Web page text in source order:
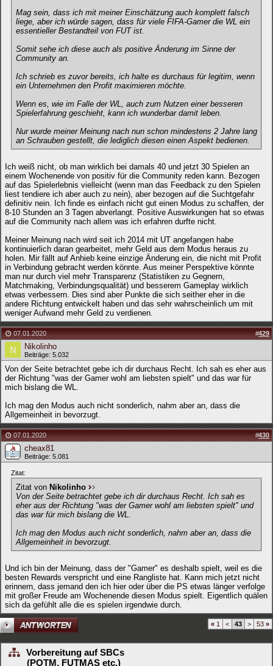
Mag sein, dass ich mit meiner Einschätzung auch komplett falsch
liege, aber ich würde sagen, dass für viele FIFA-Gamer die WL ein
essentieller Bestandteil von FUT ist.
Somit sehe ich diese auch als positive Änderung im Sinne der
Community an.
Ich schrieb es zuvor bereits, ich halte es durchaus für legitim, wenn
ein Unternehmen den Profit maximieren möchte.
Wenn es, wie im Falle der WL, auch zum Nutzen einer besseren
Spielerfahrung geschieht, kann ich wunderbar damit leben.
Nur wurde meiner Meinung nach nun schon mindestens 2 Jahre lang
an Schrauben gestellt, die lediglich diesen einen Aspekt bedienen.
Ich weiß nicht, ob man wirklich bei damals 40 und jetzt 30 Spielen an
einem Wochenende von positiv für die Community reden kann. Bezogen
auf das Spielerlebnis vielleicht (wenn man das Feedback zu den Spielen
liest tendiere ich aber auch zu nein), aber bezogen auf die Suchtgefahr
definitiv nein. Ich finde es einfach nicht gut einen Modus zu schaffen, der
8-10 Stunden an 3 Tagen abverlangt. Positive Auswirkungen hat so etwas
auf die Community nach allem was ich erfahren durfte nicht.
Meiner Meinung nach wird seit ich 2014 mit UT angefangen habe
kontinuierlich daran gearbeitet, mehr Geld aus dem Modus heraus zu
holen. Mir fällt auf Anhieb keine einzige Änderung ein, die nicht mit Profit
in Verbindung gebracht werden könnte. Aus meiner Perspektive könnte
man nur durch viel mehr Transparenz (Statistiken zu Gegnern,
Matchmaking, Verbindungsqualität) und besserem Gameplay wirklich
etwas verbessern. Dies sind aber Punkte die sich seither eher in die
andere Richtung entwickelt haben und das sehr wahrscheinlich um mit
weniger Aufwand mehr Geld zu verdienen.
07.01.2020 #429
Nikolinho
Beiträge: 5.032
Von der Seite betrachtet gebe ich dir durchaus Recht. Ich sah es eher aus
der Richtung "was der Gamer wohl am liebsten spielt" und das war für
mich bislang die WL.
Ich mag den Modus auch nicht sonderlich, nahm aber an, dass die
Allgemeinheit in bevorzugt.
07.01.2020 #430
cheax81
Beiträge: 5.081
Zitat:
Zitat von Nikolinho
Von der Seite betrachtet gebe ich dir durchaus Recht. Ich sah es
eher aus der Richtung "was der Gamer wohl am liebsten spielt" und
das war für mich bislang die WL.
Ich mag den Modus auch nicht sonderlich, nahm aber an, dass die
Allgemeinheit in bevorzugt.
Und ich bin der Meinung, dass der "Gamer" es deshalb spielt, weil es die
besten Rewards verspricht und eine Rangliste hat. Kann mich jetzt nicht
erinnern, dass jemand den ich hier oder über die PS etwas länger verfolge
mit großer Freude am Wochenende diesen Modus spielt. Eigentlich quälen
sich da gefühlt alle die es spielen irgendwie durch.
« 1 < 43 > 53 »
Vorbereitung auf SBCs
(POTM, FUTMAS etc.)